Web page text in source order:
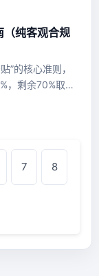
纯客观合规
”的核心准则，
，剩余70%取决
7 8